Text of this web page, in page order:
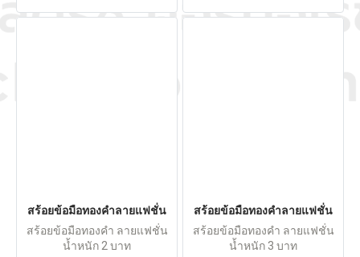
สร้อยข้อมือทองคำลายแฟชั่น
สร้อยข้อมือทองคำ ลายแฟชั่น
น้ำหนัก 2 บาท
สร้อยข้อมือทองคำลายแฟชั่น
สร้อยข้อมือทองคำ ลายแฟชั่น
น้ำหนัก 3 บาท